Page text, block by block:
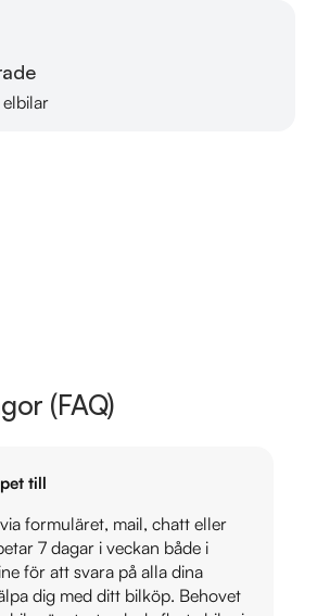
elbilar
(FAQ)
till
formuläret, mail, chatt eller
7 dagar i veckan både i
för att svara på alla dina
dig med ditt bilköp. Behovet